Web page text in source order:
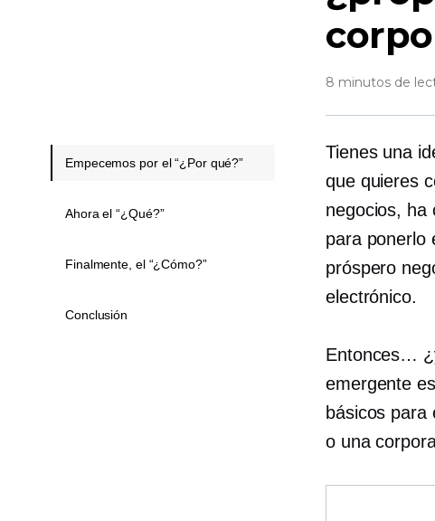
8 minutos de
Tienes una
que quieres
negocios, ha
para ponerlo
próspero
electrónico.
Entonces…
emergente
básicos para
o una
Empecemos por el “¿Por qué?”
Ahora el “¿Qué?”
Finalmente, el “¿Cómo?”
Conclusión